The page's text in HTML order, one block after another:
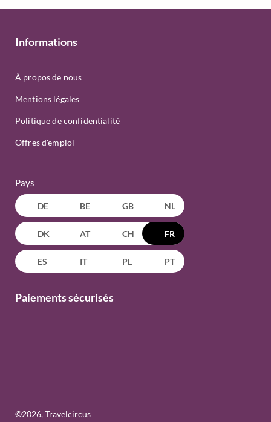
Informations
À propos de nous
Mentions légales
Politique de confidentialité
Offres d'emploi
Pays
DE BE GB NL
DK AT CH FR
ES IT PL PT
Paiements sécurisés
©2026, Travelcircus